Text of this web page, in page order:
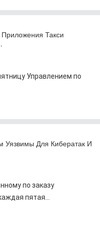
Такси
Управлением по
Уязвимы Для Кибератак И
по заказу
пятая...